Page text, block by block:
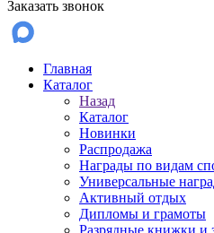
Заказать звонок
Главная
Каталог
Назад
Каталог
Новинки
Распродажа
Награды по видам
Универсальные
Активный отдых
Дипломы и грамоты
Разрядные книжки и